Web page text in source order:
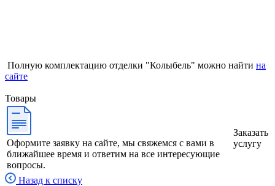
Полную комплектацию отделки "Колыбель" можно найти на
сайте
Товары
Оформите заявку на сайте, мы свяжемся с вами в
ближайшее время и ответим на все интересующие
вопросы.
Заказать
услугу
Назад к списку